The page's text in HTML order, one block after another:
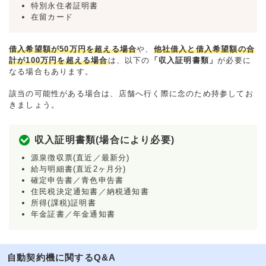
特別永住者証明書
在留カード
借入希望額が50万円を超える場合や、 他社借入と借入希望額の合
計が100万円を超える場合は、以下の 「収入証明書類」が必要に
なる場合もあります。
該当の可能性がある場合は、店舗へ行く際に念のため持参してお
きましょう。
収入証明書類(場合により必要)
源泉徴収票(直近／最新分)
給与明細書(直近2ヶ月分)
確定申告書／青色申告書
住民税決定通知書／納税通知書
所得(課税)証明書
年金証書／年金通知書
自動契約機に関するQ&A